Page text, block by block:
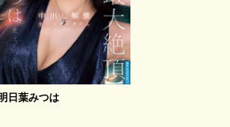
日葉みつは